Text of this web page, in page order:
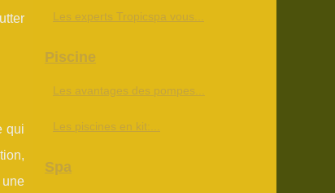
qui
Les experts Tropicspa vous...
Piscine
Les avantages des pompes...
Les piscines en kit:...
Spa